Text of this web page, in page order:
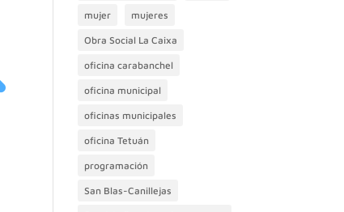
mujer mujeres
Obra Social La Caixa
oficina carabanchel
oficina municipal
oficinas municipales
oficina Tetuán
programación
San Blas-Canillejas